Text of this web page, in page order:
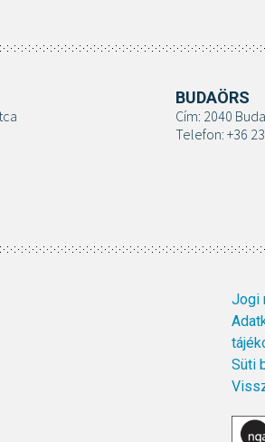
BUDAÖRS
Cím: 2040
Telefon: +36
Jogi
Süti